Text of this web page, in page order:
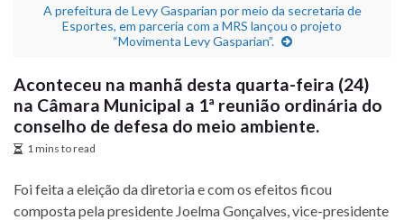
A prefeitura de Levy Gasparian por meio da secretaria de
Esportes, em parceria com a MRS lançou o projeto
“Movimenta Levy Gasparian”.
Aconteceu na manhã desta quarta-feira (24)
na Câmara Municipal a 1ª reunião ordinária do
conselho de defesa do meio ambiente.
1 mins to read
Foi feita a eleição da diretoria e com os efeitos ficou
composta pela presidente Joelma Gonçalves, vice-presidente